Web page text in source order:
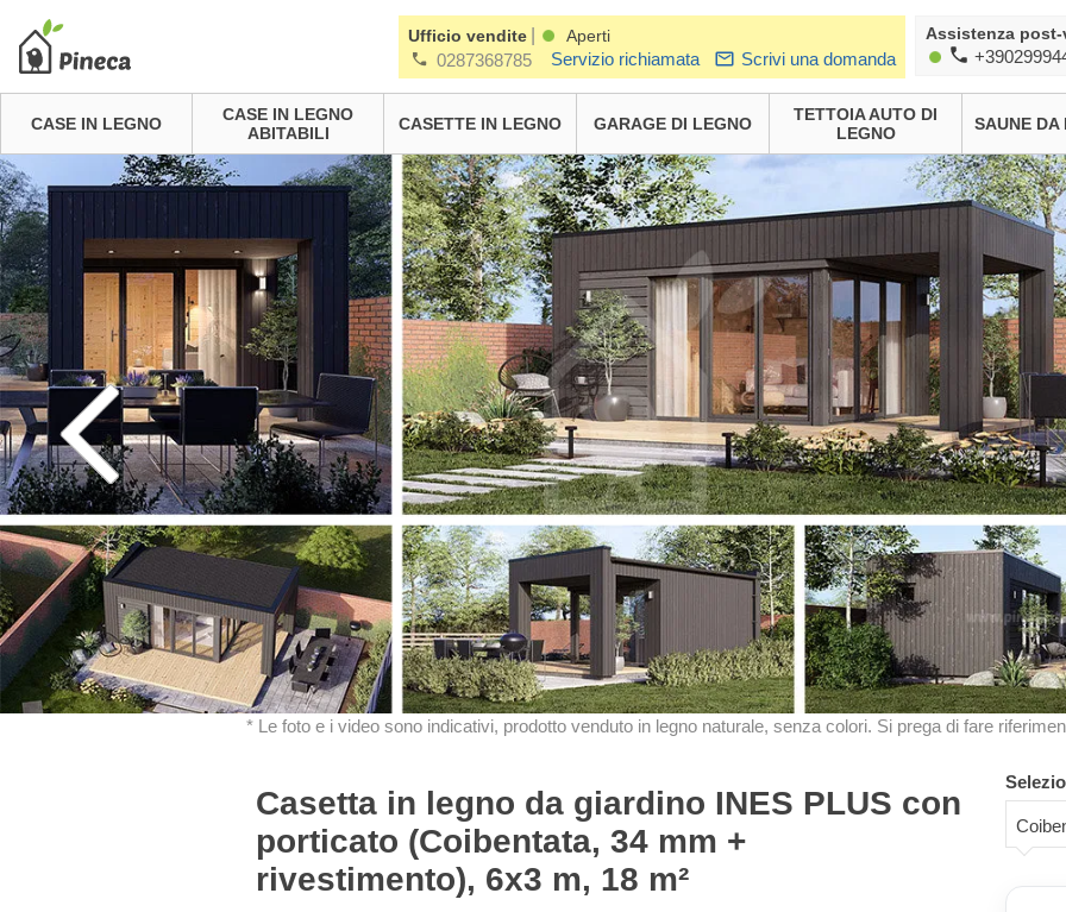
Ufficio vendite Aperti
0287368785 Servizio richiamata Scrivi una domanda
Assistenza
CASE IN LEGNO
CASE IN LEGNO
ABITABILI
CASETTE IN LEGNO GARAGE DI LEGNO
TETTOIA AUTO DI
LEGNO
SAUNE DA
* Le foto e i video sono indicativi, prodotto venduto in legno naturale, senza colori. Si prega di fare
Casetta in legno da giardino INES PLUS con
porticato (Coibentata, 34 mm +
rivestimento), 6x3 m, 18 m²